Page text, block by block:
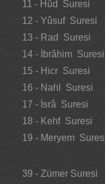
11 - Hûd Suresi
12 - Yûsuf Suresi
13 - Rad Suresi
14 - İbrâhim Suresi
15 - Hicr Suresi
16 - Nahl Suresi
17 - İsrâ Suresi
18 - Kehf Suresi
19 - Meryem
39 - Zümer Suresi